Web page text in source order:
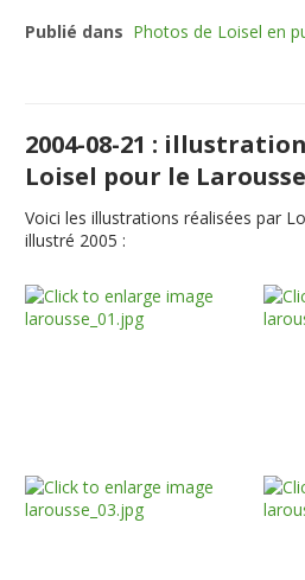
Publié dans Photos de Loisel en
2004-08-21 :
Loisel pour le
Voici les illustrations réalisées par
illustré 2005 :